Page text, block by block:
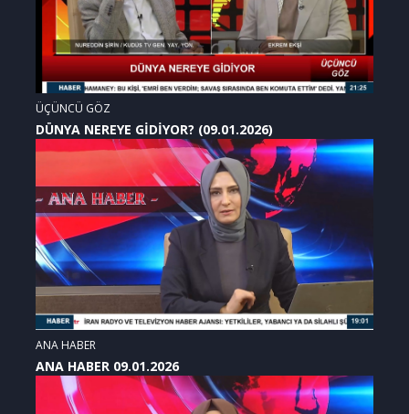
ÜÇÜNCÜ GÖZ
DÜNYA NEREYE GİDİYOR? (09.01.2026)
ANA HABER
ANA HABER 09.01.2026